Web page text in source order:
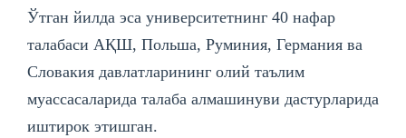
Ўтган йилда эса университетнинг 40 нафар
талабаси АҚШ, Польша, Руминия, Германия ва
Словакия давлатларининг олий таълим
муассасаларида талаба алмашинуви дастурларида
иштирок этишган.